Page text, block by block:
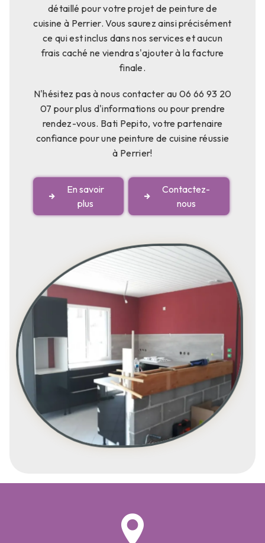
détaillé pour votre projet de peinture de
cuisine à Perrier. Vous saurez ainsi précisément
ce qui est inclus dans nos services et aucun
frais caché ne viendra s'ajouter à la facture
finale.
N'hésitez pas à nous contacter au 06 66 93 20
07 pour plus d'informations ou pour prendre
rendez-vous. Bati Pepito, votre partenaire
confiance pour une peinture de cuisine réussie
à Perrier!
En savoir
plus
Contactez-
nous